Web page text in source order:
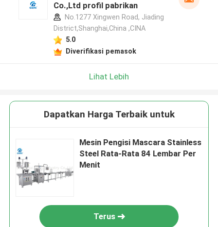
Co.,Ltd profil pabrikan
No.1277 Xingwen Road, Jiading
District,Shanghai,China ,CINA
5.0
Diverifikasi pemasok
Lihat Lebih
Dapatkan Harga Terbaik untuk
Mesin Pengisi Mascara Stainless
Steel Rata-Rata 84 Lembar Per
Menit
Terus